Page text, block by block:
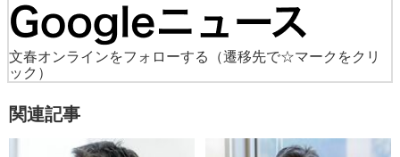
文春オンラインをフォローする
（遷移先で☆マークをクリ
ック）
関連記事